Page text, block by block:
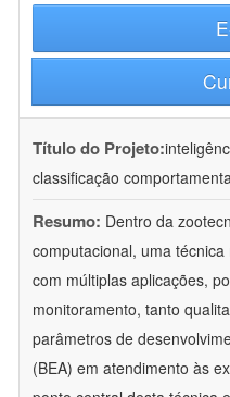
Título do Projeto:
classificação
Resumo: Dentro da
computacional, uma
com múltiplas aplicações,
monitoramento, tanto
parâmetros de
(BEA) em atendimento às